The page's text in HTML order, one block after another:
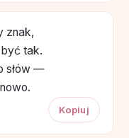
znak,
tak.
słów —
Kopiuj